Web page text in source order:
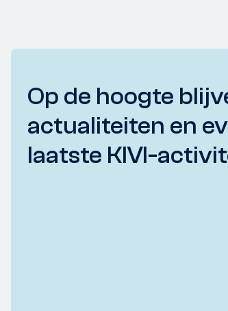
Op de hoogte
actualiteiten en
laatste KIVI-